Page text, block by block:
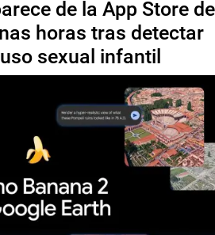
de la App Store de
horas tras detectar
sexual infantil